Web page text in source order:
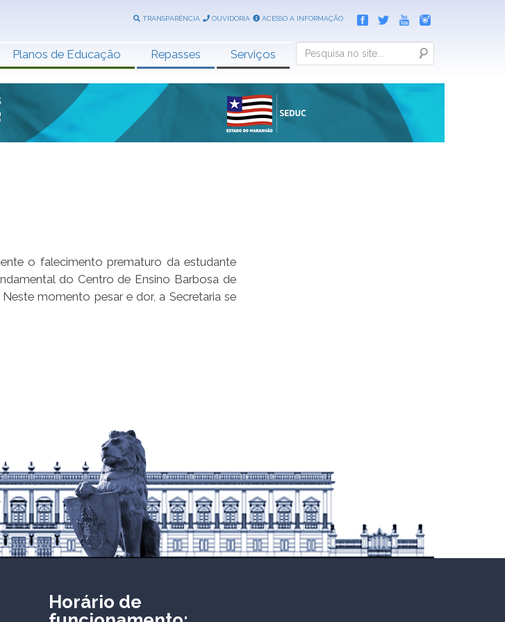
TRANSPARÊNCIA OUVIDORIA ACESSO A INFORMAÇÃO
Planos de Educação Repasses Serviços Search
o falecimento prematuro da estudante
do Centro de Ensino Barbosa de
momento pesar e dor, a Secretaria se
Horário de